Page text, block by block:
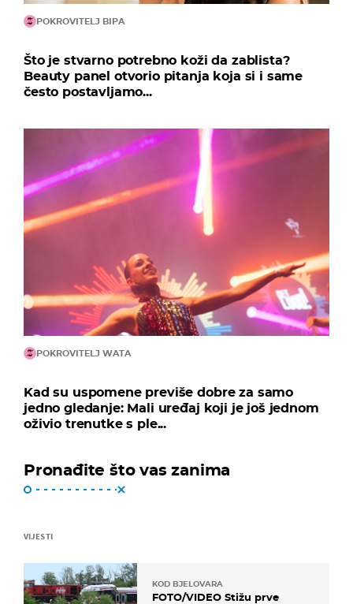
POKROVITELJ BIPA
Što je stvarno potrebno koži da zablista?
Beauty panel otvorio pitanja koja si i same
često postavljamo...
POKROVITELJ WATA
Kad su uspomene previše dobre za samo
jedno gledanje: Mali uređaj koji je još jednom
oživio trenutke s ple...
Pronađite što vas zanima
VIJESTI
KOD BJELOVARA
FOTO/VIDEO Stižu prve